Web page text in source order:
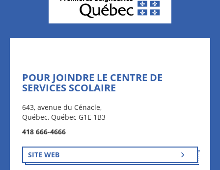
POUR JOINDRE LE CENTRE DE
SERVICES SCOLAIRE
643, avenue du Cénacle,
Québec, Québec G1E 1B3
418 666-4666
SITE WEB